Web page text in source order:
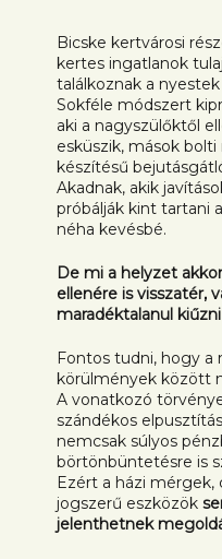
Bicske kertvárosi
kertes ingatlanok
találkoznak a
Sokféle módszert
aki a nagyszülőktől
esküszik, mások
készítésű
Akadnak, akik
próbálják kint tartani
néha kevésbé.
De mi a helyzet
ellenére is visszatér,
maradéktalanul
Fontos tudni, hogy a
körülmények között
A vonatkozó
szándékos
nemcsak súlyos
börtönbüntetésre is
Ezért a házi mérgek,
jogszerű eszközök
jelenthetnek